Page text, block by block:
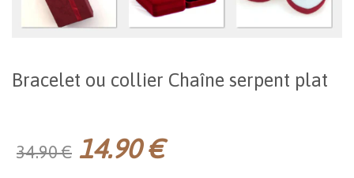
Bracelet ou collier Chaîne serpent plat
34.90 € 14.90 €